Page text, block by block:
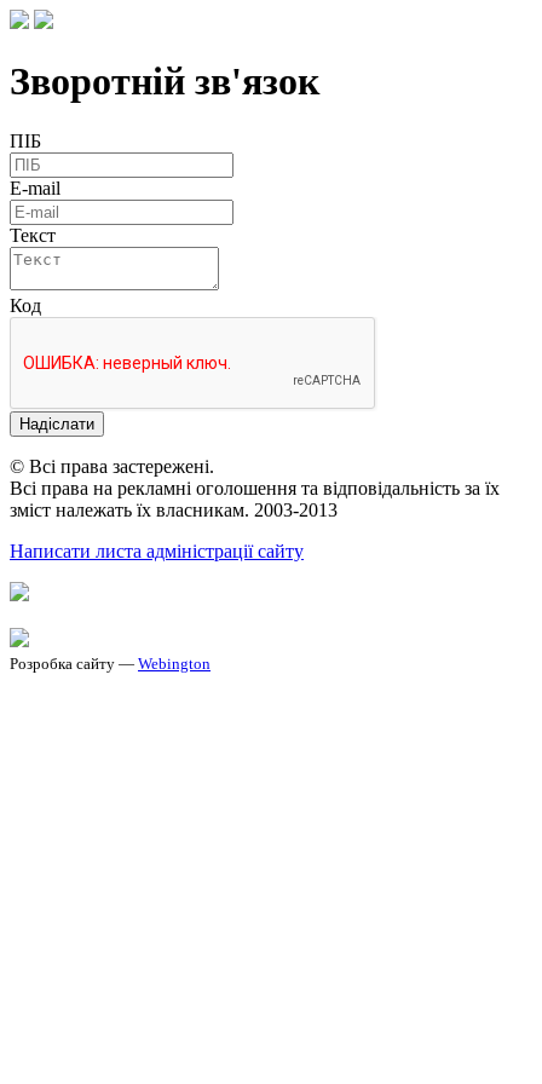
Зворотній зв'язок
ПІБ
E-mail
Текст
Код
Надіслати
© Всі права застережені.
Всі права на рекламні оголошення та відповідальність за їх
зміст належать їх власникам. 2003-2013
Написати листа адміністрації сайту
Розробка сайту — Webington